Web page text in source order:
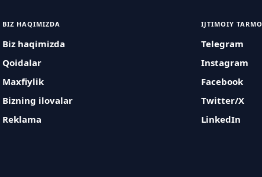
BIZ HAQIMIZDA
Biz haqimizda
Qoidalar
Maxfiylik
Bizning ilovalar
Reklama
IJTIMOIY
Telegram
Instagram
Facebook
Twitter/X
LinkedIn